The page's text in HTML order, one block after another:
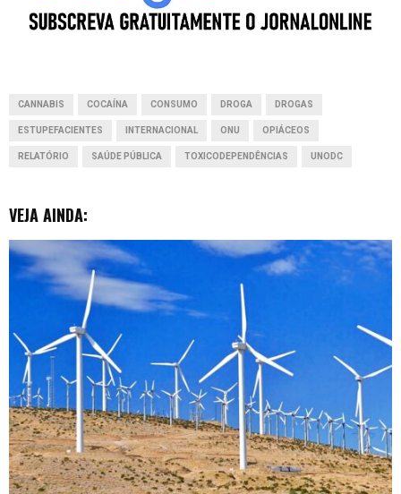
b
k
s
p
e
n
e
CANNABIS COCAÍNA CONSUMO DROGA DROGAS
ESTUPEFACIENTES INTERNACIONAL ONU OPIÁCEOS
RELATÓRIO SAÚDE PÚBLICA TOXICODEPENDÊNCIAS UNODC
VEJA AINDA: